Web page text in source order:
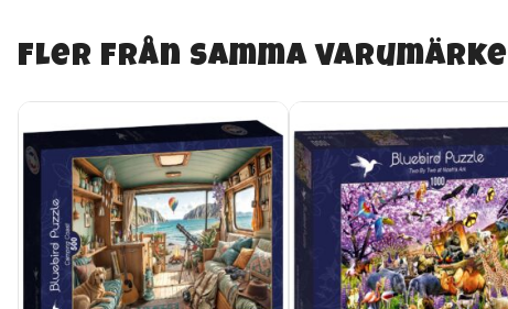
Fler från samma varumärke